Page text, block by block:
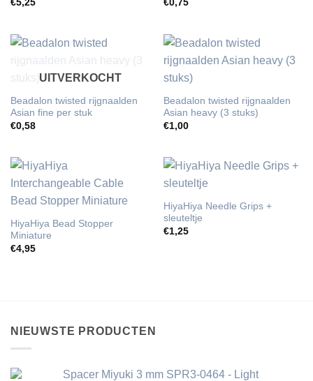
€5,25
€0,75
UITVERKOCHT
Beadalon twisted rijgnaalden
Asian fine per stuk
€0,58
Beadalon twisted rijgnaalden
Asian heavy (3 stuks)
€1,00
HiyaHiya Bead Stopper
Miniature
€4,95
HiyaHiya Needle Grips +
sleuteltje
€1,25
NIEUWSTE PRODUCTEN
Spacer Miyuki 3 mm SPR3-0464 - Light